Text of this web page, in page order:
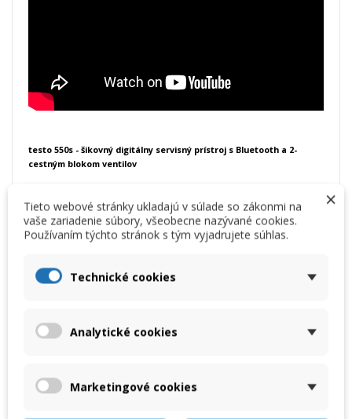
testo 550s - šikovný digitálny servisný prístroj s Bluetooth a 2-
cestným blokom ventilov
prístrojom testo 550s s Bluetooth a 2-cestným blokom ventilov budete
ideálne vybavení pre vaše meracie úlohy počas uvádzania do
prevádzky, servisu a údržby chladiacich a klimatizačných systémov a
Pre výnimočne rýchle meranie u chladiacich a klimatizačných
systémov a tepelných čerpadiel
Uložené programy vás prevedú meraním a umožnia automaticky
určiť kľúčové parametre systému, ako je prehriatie, skúška poklesu
použitie: Teplotné, tlakové a vlhkostné Bluetooth sondy sa
×
Tieto webové stránky ukladajú v súlade so zákonmi na
vaše zariadenie súbory, všeobecne nazývané cookies.
Používaním týchto stránok s tým vyjadrujete súhlas.
Technické cookies
Analytické cookies
Marketingové cookies